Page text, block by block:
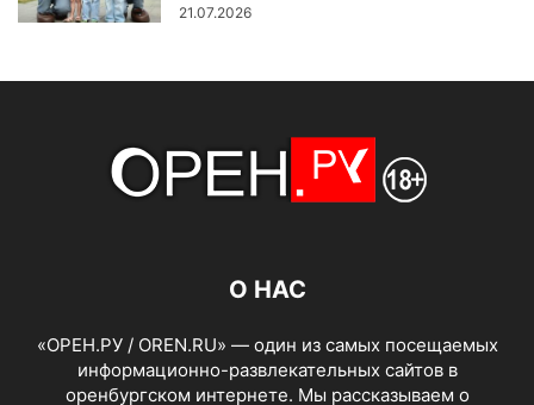
21.07.2026
О НАС
«ОРЕН.РУ / OREN.RU» — один из самых посещаемых
информационно-развлекательных сайтов в
оренбургском интернете. Мы рассказываем о